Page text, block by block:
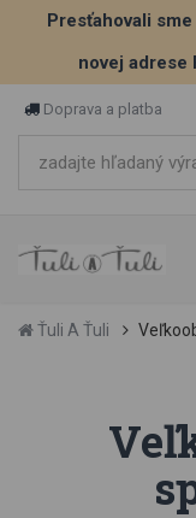
Presťahovali
novej adrese
Doprava a platba
Ťuli A Ťuli